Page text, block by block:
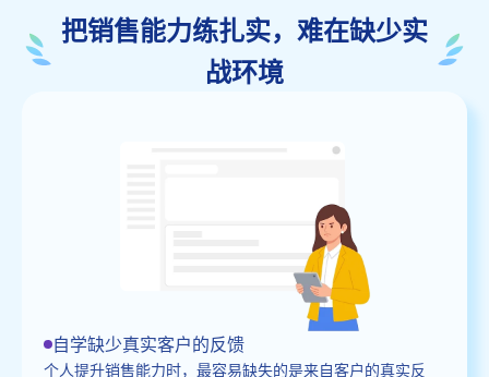
把销售能力练扎实，难在缺少实
战环境
自学缺少真实客户的反馈
个人提升销售能力时，最容易缺失的是来自客户的真实反